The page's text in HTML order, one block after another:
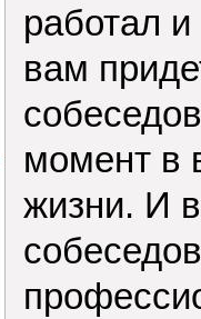
работал и
вам
момент в
жизни. И